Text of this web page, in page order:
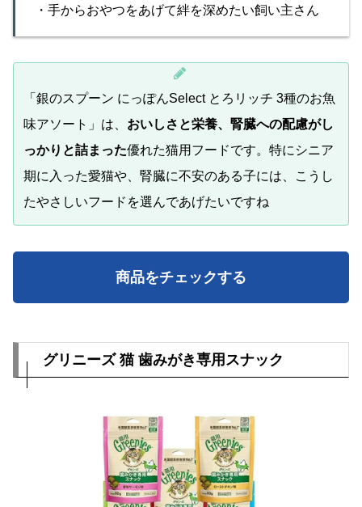
・手からおやつをあげて絆を深めたい飼い主さん
「銀のスプーン にっぽんSelect とろリッチ 3種のお魚
味アソート」は、 おいしさと栄養、腎臓への配慮がし
っかりと詰まった優れた猫用フードです。特にシニア
期に入った愛猫や、腎臓に不安のある子には、こうし
たやさしいフードを選んであげたいですね
商品をチェックする
グリニーズ 猫 歯みがき専用スナック